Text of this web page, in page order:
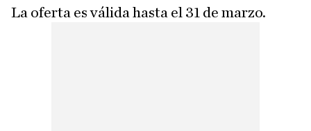
La oferta es válida hasta el 31 de marzo.